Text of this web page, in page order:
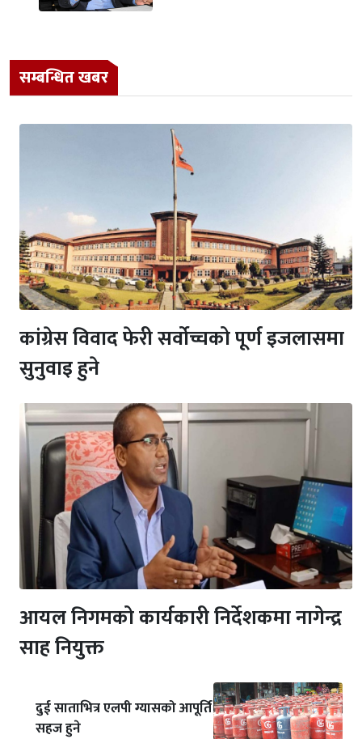
सम्बन्धित खबर
कांग्रेस विवाद फेरी सर्वोच्चको पूर्ण इजलासमा
सुनुवाइ हुने
आयल निगमको कार्यकारी निर्देशकमा नागेन्द्र
साह नियुक्त
दुई साताभित्र एलपी ग्यासको आपूर्ति
सहज हुने